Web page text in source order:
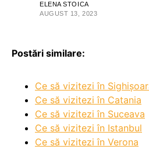
ELENA STOICA
AUGUST 13, 2023
Postări similare:
Ce să vizitezi în
Ce să vizitezi în Catania
Ce să vizitezi în Suceava
Ce să vizitezi în Istanbul
Ce să vizitezi în Verona